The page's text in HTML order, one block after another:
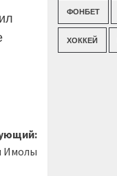
Имолы
ФОНБЕТ
ХОККЕЙ